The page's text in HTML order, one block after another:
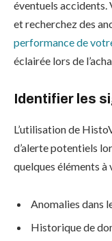
éventuels accidents.
et recherchez des
performance de
éclairée lors de
Identifier les
L’utilisation de
d’alerte potentiels
quelques éléments à
Anomalies dans
Historique de